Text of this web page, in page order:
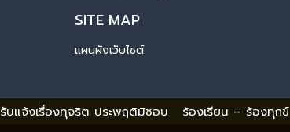
SITE MAP
แผนผังเว็บไซต์
รับแจ้งเรื่องทุจริต ประพฤติมิชอบ ร้องเรียน – ร้องทุกข์